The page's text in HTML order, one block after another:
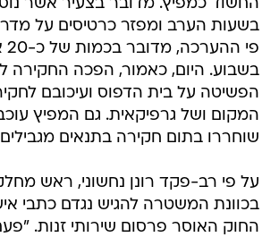
החשוד כמפיץ. מדובר בצעיר אשר
בשעות הערב ומפזר כרטיסים על
בשבוע. היום, כאמור, הפכה החקירה
הפשיטה על בית הדפוס ועיכובם
המקום ושל גרפיקאית. גם המפיץ
שוחררו בתום חקירה בתנאים
על פי רב-פקד רונן נחשוני, ראש
בכוונת המשטרה להגיש נגדם כתבי
החוק האוסר פרסום שירותי זנות.